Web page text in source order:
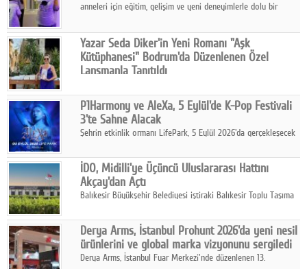
Diziler
Karikatür
Youtube
Polemik
Reklam
Yazarlar
Künye
SOSYAL MEDYA
Facebook
Twitter
anneleri için eğitim, gelişim ve yeni deneyimlerle dolu bir
Yazar Seda Diker'in Yeni Romanı "Aşk
Kütüphanesi" Bodrum'da Düzenlenen Özel
Lansmanla Tanıtıldı
Diker'in 13. kitabı “Aşk Kütüphanesi” 6 Ağustos'ta Casa dell'Arte
Bodrum'da düzenlenen özel lansmanla okurlarıyla buluştu.
P1Harmony ve AleXa, 5 Eylül'de K-Pop Festivali
3'te Sahne Alacak
Şehrin etkinlik ormanı LifePark, 5 Eylül 2026'da gerçekleşecek
haritasında önemli bir destinasyon haline getirmeye
hazırlanıyor.
İDO, Midilli'ye Üçüncü Uluslararası Hattını
Akçay'dan Açtı
Balıkesir Büyükşehir Belediyesi iştiraki Balıkesir Toplu Taşıma
Midilli hattının resmi açılışı gerçekleştirildi.
Derya Arms, İstanbul Prohunt 2026'da yeni nesil
ürünlerini ve global marka vizyonunu sergiledi
Derya Arms, İstanbul Fuar Merkezi'nde düzenlenen 13.